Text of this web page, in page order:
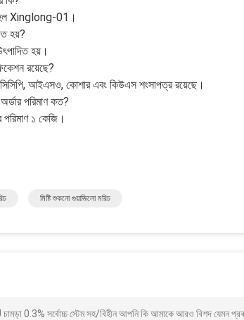
হল Xinglong-01।
হয়?
হয়।
রয়েছে?
আইএসও, কোশার এবং কিউএস শংসাপত্র রয়েছে।
পরিমাণ কত?
১ কেজি।
মিষ্টি শুকনো গুয়াজিলো মরিচ
0.3% সর্বোচ্চ স্টেম সহ/বিহীন আপনি কি আমাকে আরও বিশদ যেমন